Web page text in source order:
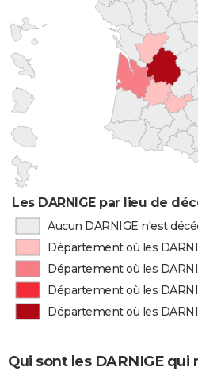
Les DARNIGE par lieu de
Aucun DARNIGE n'est
Département où les
Département où les
Département où les
Département où les
Qui sont les DARNIGE